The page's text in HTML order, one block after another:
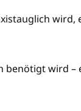
wird